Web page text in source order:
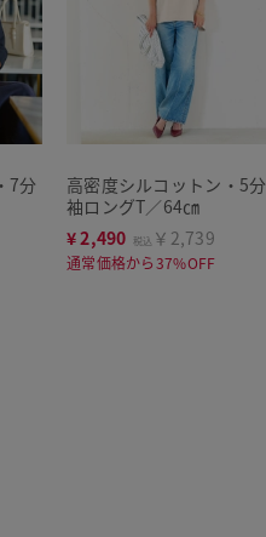
7分
高密度シルコットン・5分
袖ロングT／64㎝
¥2,490 税込 ￥2,739
通常価格から37%OFF